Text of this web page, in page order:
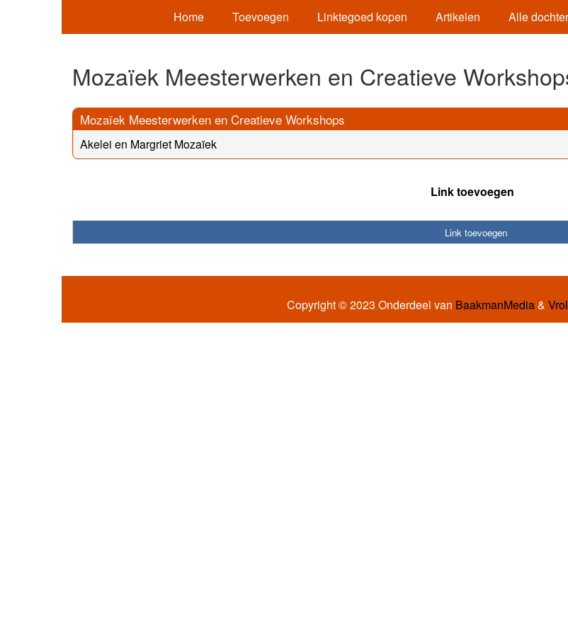
Home Toevoegen Linktegoed kopen Artikelen Alle
Mozaïek Meesterwerken en Creatieve
Mozaïek Meesterwerken en Creatieve Workshops
Akelei en Margriet Mozaïek
Link toevoegen
Link toevoegen
Copyright © 2023 Onderdeel van BaakmanMedia&